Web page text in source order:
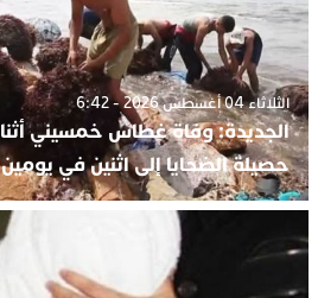
الثلاثاء 04 أغسطس 2026 - 6:42
الجديدة: وفاة غطاس خمسيني
حصيلة الضحايا إلى اثنين في